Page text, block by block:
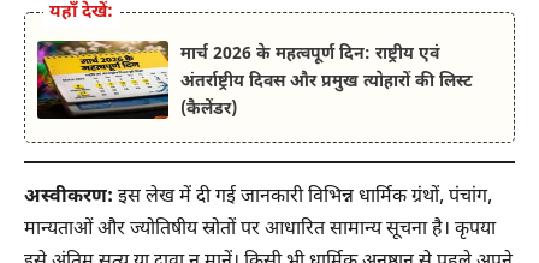
यहाँ देखें:
मार्च 2026 के महत्वपूर्ण दिन: राष्ट्रीय एवं
अंतर्राष्ट्रीय दिवस और प्रमुख त्योहारों की लिस्ट
(कैलेंडर)
अस्वीकरण: इस लेख में दी गई जानकारी विभिन्न धार्मिक ग्रंथों, पंचांग,
मान्यताओं और ज्योतिषीय स्रोतों पर आधारित सामान्य सूचना है। कृपया